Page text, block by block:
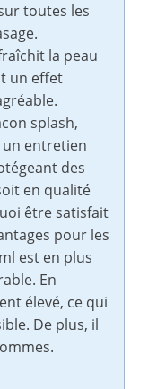
toutes les
la peau
un effet
splash,
entretien
des
en qualité
être satisfait
pour les
est en plus
En
élevé, ce qui
De plus, il